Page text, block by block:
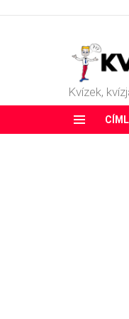
Kvízek,